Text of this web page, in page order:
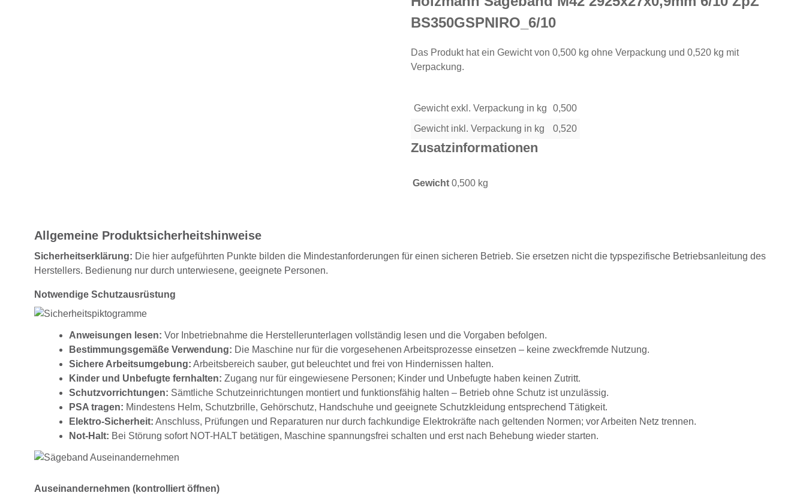
BS350GSPNIRO_6/10
Das Produkt hat ein Gewicht von 0,500 kg ohne Verpackung und 0,520 kg mit
Verpackung.
Gewicht exkl. Verpackung in kg
0,500
Gewicht inkl. Verpackung in kg
0,520
Zusatzinformationen
Gewicht 0,500 kg
Allgemeine Produktsicherheitshinweise
Sicherheitserklärung: Die hier aufgeführten Punkte bilden die Mindestanforderungen für einen sicheren Betrieb. Sie ersetzen nicht die typspezifische Betriebsanleitung des
Herstellers. Bedienung nur durch unterwiesene, geeignete Personen.
Notwendige Schutzausrüstung
Anweisungen lesen: Vor Inbetriebnahme die Herstellerunterlagen vollständig lesen und die Vorgaben befolgen.
Bestimmungsgemäße Verwendung: Die Maschine nur für die vorgesehenen Arbeitsprozesse einsetzen – keine zweckfremde Nutzung.
Sichere Arbeitsumgebung: Arbeitsbereich sauber, gut beleuchtet und frei von Hindernissen halten.
Kinder und Unbefugte fernhalten: Zugang nur für eingewiesene Personen; Kinder und Unbefugte haben keinen Zutritt.
Schutzvorrichtungen: Sämtliche Schutzeinrichtungen montiert und funktionsfähig halten – Betrieb ohne Schutz ist unzulässig.
PSA tragen: Mindestens Helm, Schutzbrille, Gehörschutz, Handschuhe und geeignete Schutzkleidung entsprechend Tätigkeit.
Elektro-Sicherheit: Anschluss, Prüfungen und Reparaturen nur durch fachkundige Elektrokräfte nach geltenden Normen; vor Arbeiten Netz trennen.
Not-Halt: Bei Störung sofort NOT-HALT betätigen, Maschine spannungsfrei schalten und erst nach Behebung wieder starten.
Auseinandernehmen (kontrolliert öffnen)